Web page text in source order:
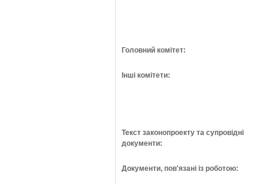
Головний комітет:
Інші комітети:
Текст законопроекту та супровідні
документи:
Документи, пов'язані із роботою: